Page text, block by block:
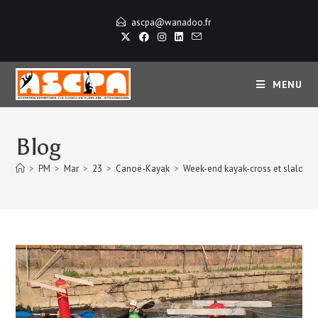
ascpa@wanadoo.fr
MENU
Blog
> PM > Mar > 23 > Canoë-Kayak > Week-end kayak-cross et slalom